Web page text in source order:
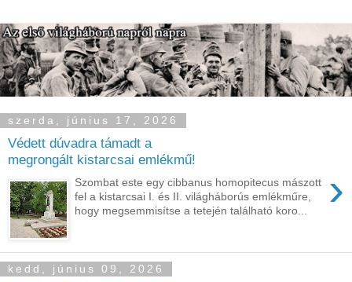
szerda, június 17, 2026
Védett dúvadra támadt a
megrongált kistarcsai emlékmű!
›
Szombat este egy cibbanus homopitecus mászott
fel a kistarcsai I. és II. világháborús emlékműre,
hogy megsemmisítse a tetején található koro...
kedd, június 09, 2026